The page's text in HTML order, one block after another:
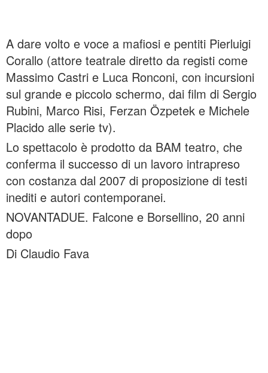
A dare volto e voce a mafiosi e pentiti Pierluigi
Corallo (attore teatrale diretto da registi come
Massimo Castri e Luca Ronconi, con incursioni
sul grande e piccolo schermo, dai film di Sergio
Rubini, Marco Risi, Ferzan Özpetek e Michele
Placido alle serie tv).
Lo spettacolo è prodotto da BAM teatro, che
conferma il successo di un lavoro intrapreso
con costanza dal 2007 di proposizione di testi
inediti e autori contemporanei.
NOVANTADUE. Falcone e Borsellino, 20 anni
dopo
Di Claudio Fava